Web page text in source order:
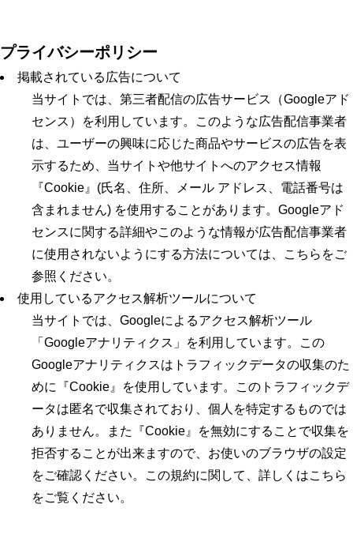
プライバシーポリシー
掲載されている広告について
当サイトでは、第三者配信の広告サービス（Googleアド
センス）を利用しています。このような広告配信事業者
は、ユーザーの興味に応じた商品やサービスの広告を表
示するため、当サイトや他サイトへのアクセス情報
『Cookie』(氏名、住所、メール アドレス、電話番号は
含まれません) を使用することがあります。Googleアド
センスに関する詳細やこのような情報が広告配信事業者
に使用されないようにする方法については、こちらをご
参照ください。
使用しているアクセス解析ツールについて
当サイトでは、Googleによるアクセス解析ツール
「Googleアナリティクス」を利用しています。この
Googleアナリティクスはトラフィックデータの収集のた
めに『Cookie』を使用しています。このトラフィックデ
ータは匿名で収集されており、個人を特定するものでは
ありません。また『Cookie』を無効にすることで収集を
拒否することが出来ますので、お使いのブラウザの設定
をご確認ください。この規約に関して、詳しくはこちら
をご覧ください。